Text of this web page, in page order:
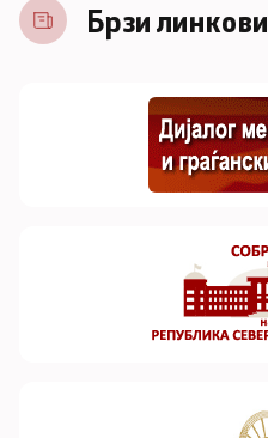
Брзи линкови